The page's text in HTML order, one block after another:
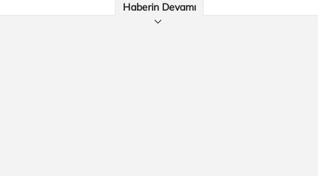
Haberin Devamı